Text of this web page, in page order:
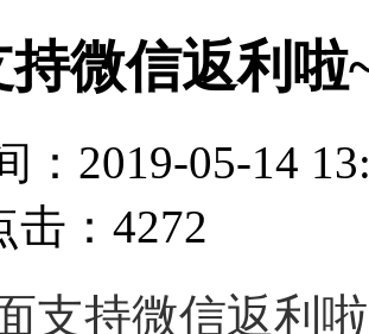
微信返利啦
：2019-05-14
：4272
支持微信返利